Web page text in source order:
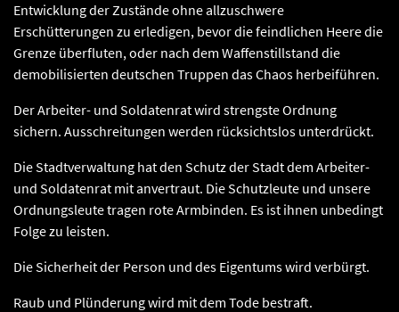
Entwicklung der Zustände ohne allzuschwere
Erschütterungen zu erledigen, bevor die feindlichen Heere die
Grenze überfluten, oder nach dem Waffenstillstand die
demobilisierten deutschen Truppen das Chaos herbeiführen.
Der Arbeiter- und Soldatenrat wird strengste Ordnung
sichern. Ausschreitungen werden rücksichtslos unterdrückt.
Die Stadtverwaltung hat den Schutz der Stadt dem Arbeiter-
und Soldatenrat mit anvertraut. Die Schutzleute und unsere
Ordnungsleute tragen rote Armbinden. Es ist ihnen unbedingt
Folge zu leisten.
Die Sicherheit der Person und des Eigentums wird verbürgt.
Raub und Plünderung wird mit dem Tode bestraft.